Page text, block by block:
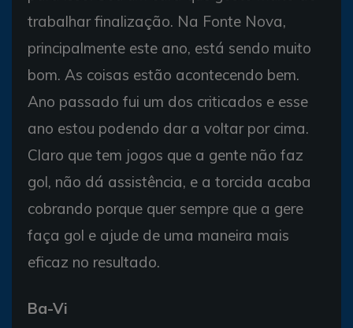
trabalhar finalização. Na Fonte Nova,
principalmente este ano, está sendo muito
bom. As coisas estão acontecendo bem.
Ano passado fui um dos criticados e esse
ano estou podendo dar a voltar por cima.
Claro que tem jogos que a gente não faz
gol, não dá assistência, e a torcida acaba
cobrando porque quer sempre que a gere
faça gol e ajude de uma maneira mais
eficaz no resultado.
Ba-Vi